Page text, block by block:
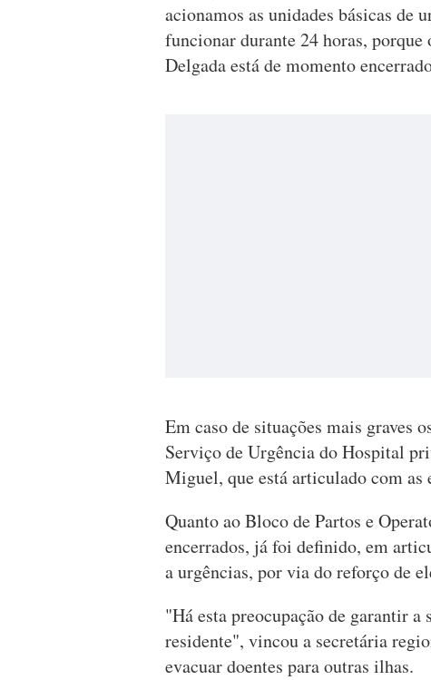
acionamos as unidades básicas de
funcionar durante 24 horas,
Delgada está de momento
Em caso de situações mais graves
Serviço de Urgência do Hospital
Miguel, que está articulado com as
Quanto ao Bloco de Partos e
encerrados, já foi definido, em
a urgências, por via do reforço de
"Há esta preocupação de garantir a
residente", vincou a secretária
evacuar doentes para outras ilhas.